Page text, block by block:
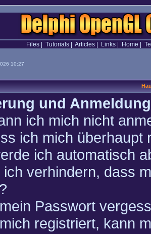
Files| Tutorials| Articles| Links| Home
10:27
und Anmeldung
ich mich nicht
ich mich überhaupt
ich automatisch
verhindern, dass
Passwort
registriert, kann